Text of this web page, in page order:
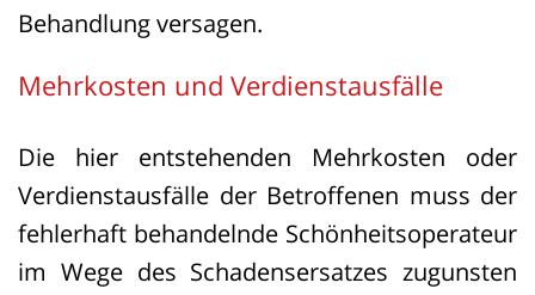
Schließlich bestätigte der
170/24.
Nach seiner Auffassung kommt es nicht
auf das verwendete Instrument, sondern
Behandlung versagen.
Mehrkosten und Verdienstausfälle
Die hier entstehenden Mehrkosten oder
Verdienstausfälle der Betroffenen muss der
fehlerhaft behandelnde Schönheitsoperateur
im Wege des Schadensersatzes zugunsten